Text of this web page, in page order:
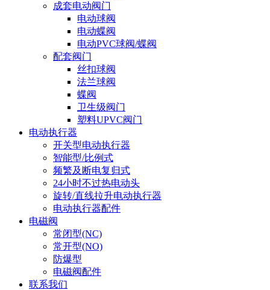
成套电动阀门
电动球阀
电动蝶阀
电动PVC球阀/蝶阀
配套阀门
丝扣球阀
法兰球阀
蝶阀
卫生级阀门
塑料UPVC阀门
电动执行器
开关型电动执行器
智能型/比例式
频繁及断电复归式
24小时不过热电动头
旋转/直线拉升电动执行器
电动执行器配件
电磁阀
常闭型(NC)
常开型(NO)
防爆型
电磁阀配件
联系我们